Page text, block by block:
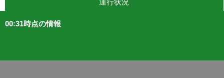
運行状況
00:31時点の情報